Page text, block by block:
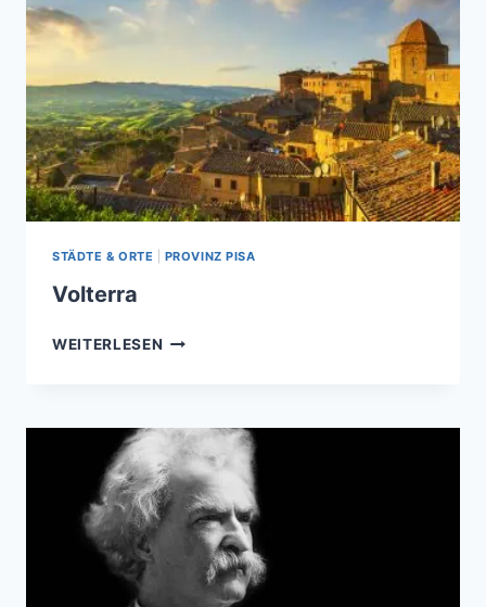
STÄDTE & ORTE PROVINZ PISA
Volterra
WEITERLESEN VOLTERRA